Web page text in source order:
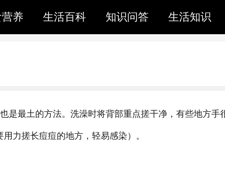
养 生活百科 知识问答 生活知识
是最土的方法。洗澡时将背部重点搓干净，有些地方手
力搓长痘痘的地方，轻易感染）。